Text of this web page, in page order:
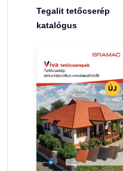
Tegalit tetőcserép
katalógus